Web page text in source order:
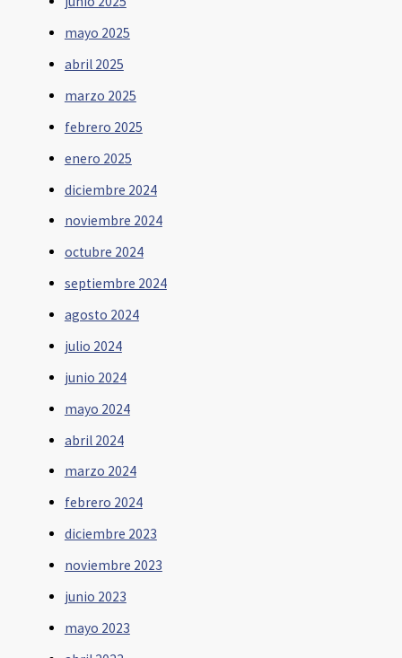
mayo 2025
abril 2025
marzo 2025
febrero 2025
enero 2025
diciembre 2024
noviembre 2024
octubre 2024
septiembre 2024
agosto 2024
julio 2024
junio 2024
mayo 2024
abril 2024
marzo 2024
febrero 2024
diciembre 2023
noviembre 2023
junio 2023
mayo 2023